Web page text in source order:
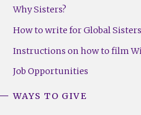
Why Sisters?
How to write for Global
Instructions on how to film
Job Opportunities
WAYS TO GIVE